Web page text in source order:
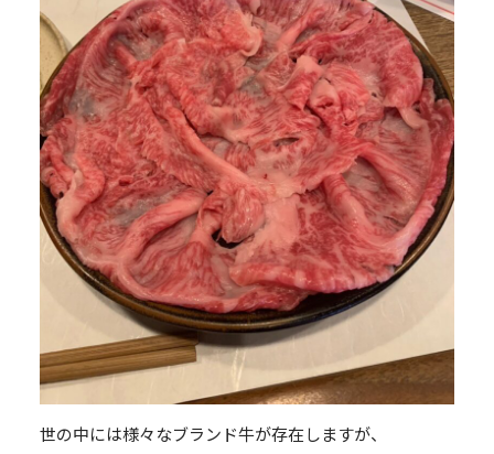
世の中には様々なブランド牛が存在しますが、